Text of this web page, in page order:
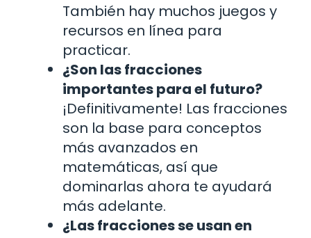
También hay muchos juegos y
recursos en línea para
practicar.
¿Son las fracciones
importantes para el futuro?
¡Definitivamente! Las fracciones
son la base para conceptos
más avanzados en
matemáticas, así que
dominarlas ahora te ayudará
más adelante.
¿Las fracciones se usan en